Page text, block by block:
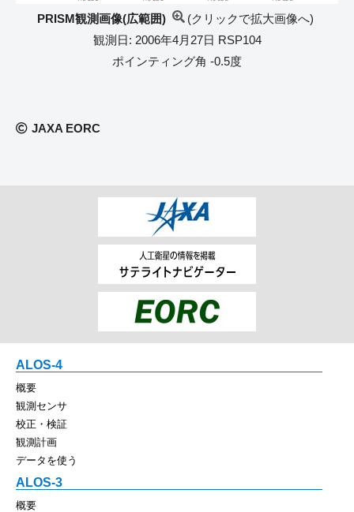
PRISM観測画像(広範囲)
(クリックで拡大画像へ)
観測日: 2006年4月27日 RSP104
ポインティング角 -0.5度
JAXA EORC
ALOS-4
概要
観測センサ
校正・検証
観測計画
データを使う
ALOS-3
概要